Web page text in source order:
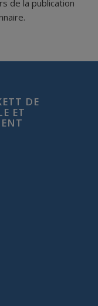
de la publication
DE
ET